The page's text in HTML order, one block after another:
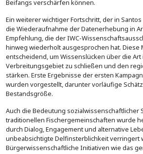
Beifangs verschärfen können.
Ein weiterer wichtiger Fortschritt, der in
die Wiederaufnahme der Datenerhebung in
Empfehlung, die der IWC-
hinweg wiederholt ausgesprochen hat. Diese
entscheidend, um Wissenslücken über die
Verbreitungsgebiet zu schließen und den
stärken. Erste Ergebnisse der ersten
wurden vorgestellt, darunter vorläufige
Bestandsgröße.
Auch die Bedeutung sozialwissenschaftlicher
traditionellen Fischergemeinschaften wurde
durch Dialog, Engagement und alternative
unbeabsichtigte Delfinsterblichkeit verringert
Bürgerwissenschaftliche Initiativen wie das